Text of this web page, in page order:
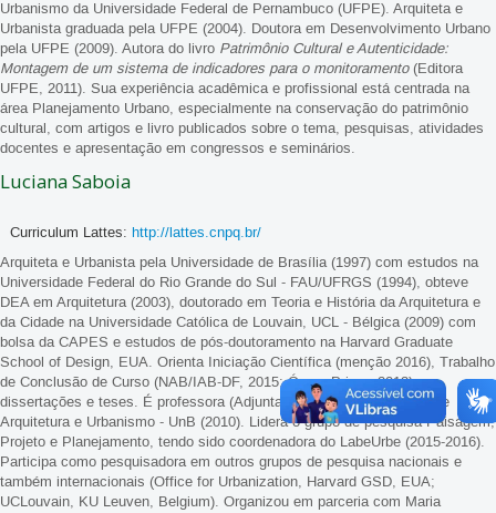
Urbanismo da Universidade Federal de Pernambuco (UFPE). Arquiteta e
Urbanista graduada pela UFPE (2004). Doutora em Desenvolvimento Urbano
pela UFPE (2009). Autora do livro Patrimônio Cultural e Autenticidade:
Montagem de um sistema de indicadores para o monitoramento(Editora
UFPE, 2011). Sua experiência acadêmica e profissional está centrada na
área Planejamento Urbano, especialmente na conservação do patrimônio
cultural, com artigos e livro publicados sobre o tema, pesquisas, atividades
docentes e apresentação em congressos e seminários.
Luciana Saboia
Curriculum Lattes: http://lattes.cnpq.br/
Arquiteta e Urbanista pela Universidade de Brasília (1997) com estudos na
Universidade Federal do Rio Grande do Sul - FAU/UFRGS (1994), obteve
DEA em Arquitetura (2003), doutorado em Teoria e História da Arquitetura e
da Cidade na Universidade Católica de Louvain, UCL - Bélgica (2009) com
bolsa da CAPES e estudos de pós-doutoramento na Harvard Graduate
School of Design, EUA. Orienta Iniciação Científica (menção 2016), Trabalho
de Conclusão de Curso (NAB/IAB-DF, 2015; Ópera Prima, 2013),
dissertações e teses. É professora (Adjunta IV - DE) da Faculdade de
Arquitetura e Urbanismo - UnB (2010). Lidera o grupo de pesquisa Paisagem,
Projeto e Planejamento, tendo sido coordenadora do LabeUrbe (2015-2016).
Participa como pesquisadora em outros grupos de pesquisa nacionais e
também internacionais (Office for Urbanization, Harvard GSD, EUA;
UCLouvain, KU Leuven, Belgium). Organizou em parceria com Maria